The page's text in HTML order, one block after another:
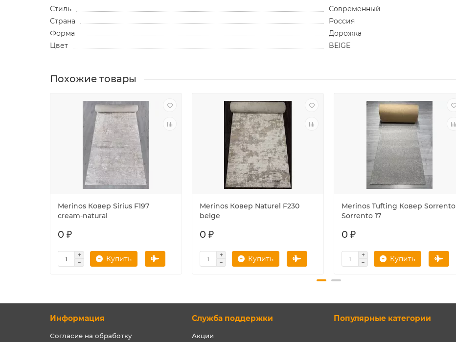
Стиль
Современный
Страна
Россия
Форма
Дорожка
Цвет
BEIGE
Похожие товары
Merinos Ковер Sirius F197
cream-natural
0 ₽
Купить
Merinos Ковер Naturel F230
beige
0 ₽
Купить
Merinos Tufting Ковер Sorrento
Sorrento 17
0 ₽
Купить
Информация
Согласие на обработку
Служба поддержки
Акции
Популярные категории